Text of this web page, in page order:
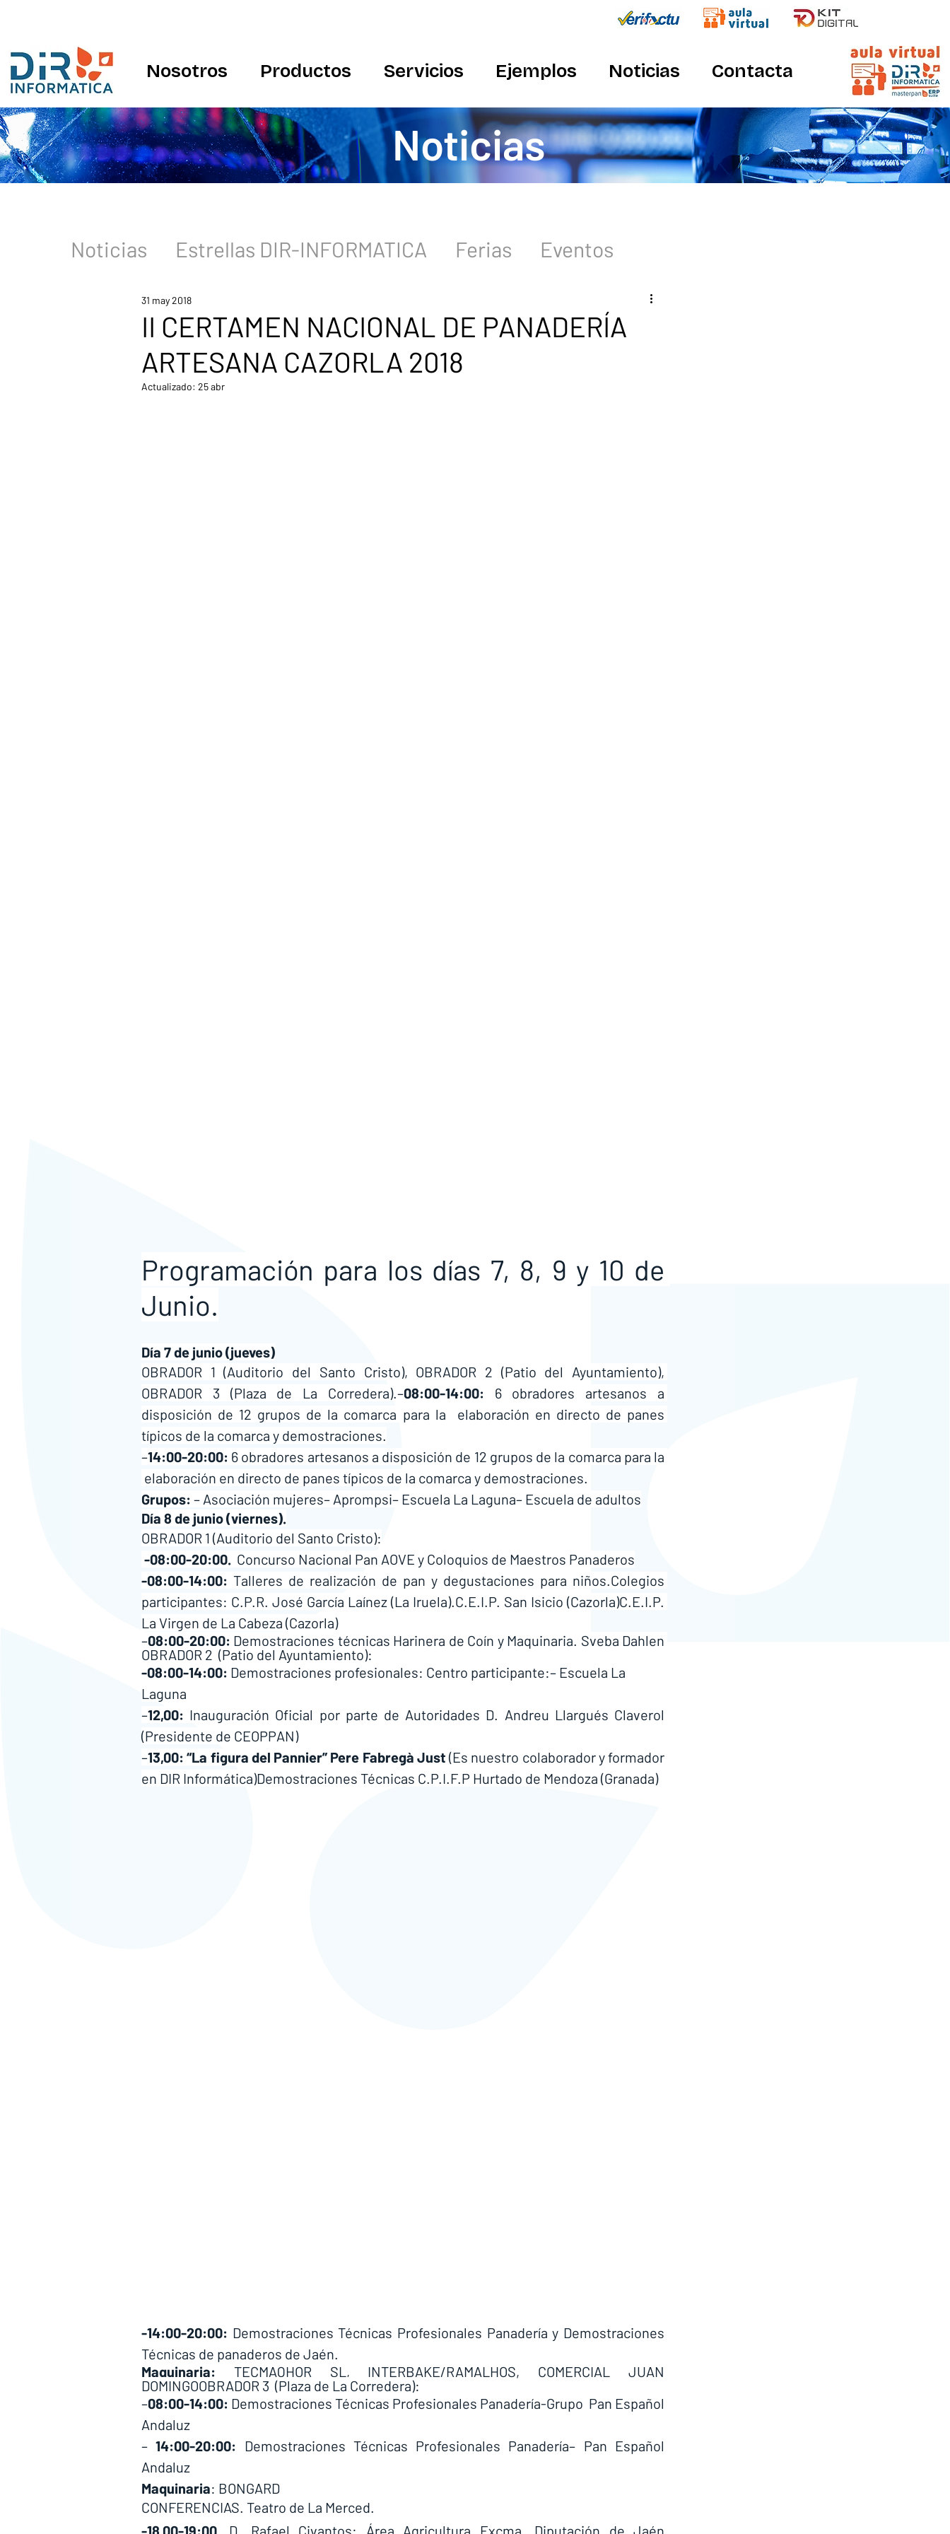
Noticias
Noticias Estrellas DIR-INFORMATICA Ferias Eventos
II CERTAMEN NACIONAL DE PANADERÍA
ARTESANA CAZORLA 2018
31 may 2018
Actualizado: 25 abr
Programación para los días 7, 8, 9 y 10 de
Junio.
Día 7 de junio (jueves)
OBRADOR 1 (Auditorio del Santo Cristo), OBRADOR 2 (Patio del Ayuntamiento),
OBRADOR 3 (Plaza de La Corredera).–08:00-14:00: 6 obradores artesanos a
disposición de 12 grupos de la comarca para la  elaboración en directo de panes
típicos de la comarca y demostraciones.
–14:00-20:00: 6 obradores artesanos a disposición de 12 grupos de la comarca para la
elaboración en directo de panes típicos de la comarca y demostraciones.
Grupos: – Asociación mujeres– Aprompsi– Escuela La Laguna– Escuela de adultos
Día 8 de junio (viernes).
OBRADOR 1 (Auditorio del Santo Cristo):
-08:00-20:00. Concurso Nacional Pan AOVE y Coloquios de Maestros Panaderos
-08:00-14:00: Talleres de realización de pan y degustaciones para niños.Colegios
participantes: C.P.R. José García Laínez (La Iruela).C.E.I.P. San Isicio (Cazorla)C.E.I.P.
La Virgen de La Cabeza (Cazorla)
–08:00-20:00: Demostraciones técnicas Harinera de Coín y Maquinaria. Sveba Dahlen
OBRADOR 2  (Patio del Ayuntamiento):
-08:00-14:00: Demostraciones profesionales: Centro participante:– Escuela La
Laguna
–12,00: Inauguración Oficial por parte de Autoridades D. Andreu Llargués Claverol
(Presidente de CEOPPAN)
–13,00: “La figura del Pannier” Pere Fabregà Just (Es nuestro colaborador y formador
en DIR Informática)Demostraciones Técnicas C.P.I.F.P Hurtado de Mendoza (Granada)
-14:00-20:00: Demostraciones Técnicas Profesionales Panadería y Demostraciones
Técnicas de panaderos de Jaén.
Maquinaria: TECMAQHOR SL, INTERBAKE/RAMALHOS, COMERCIAL JUAN
DOMINGOOBRADOR 3  (Plaza de La Corredera):
–08:00-14:00: Demostraciones Técnicas Profesionales Panadería-Grupo  Pan Español
Andaluz
– 14:00-20:00: Demostraciones Técnicas Profesionales Panadería– Pan Español
Andaluz
Maquinaria: BONGARD
CONFERENCIAS. Teatro de La Merced.
-18.00-19:00.
D. Rafael Civantos: Área Agricultura Excma. Diputación de Jaén
Nosotros Productos Servicios Ejemplos Noticias Contacta